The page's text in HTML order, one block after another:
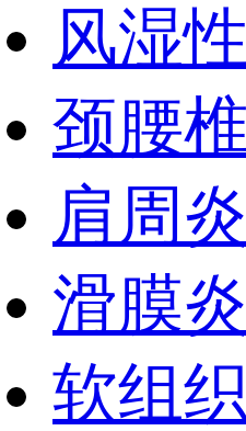
风湿
颈腰
肩周炎
滑膜炎
软组